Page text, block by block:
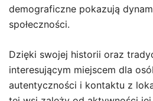
demograficzne pokazują
społeczności.
Dzięki swojej historii oraz
interesującym miejscem dla
autentyczności i kontaktu z